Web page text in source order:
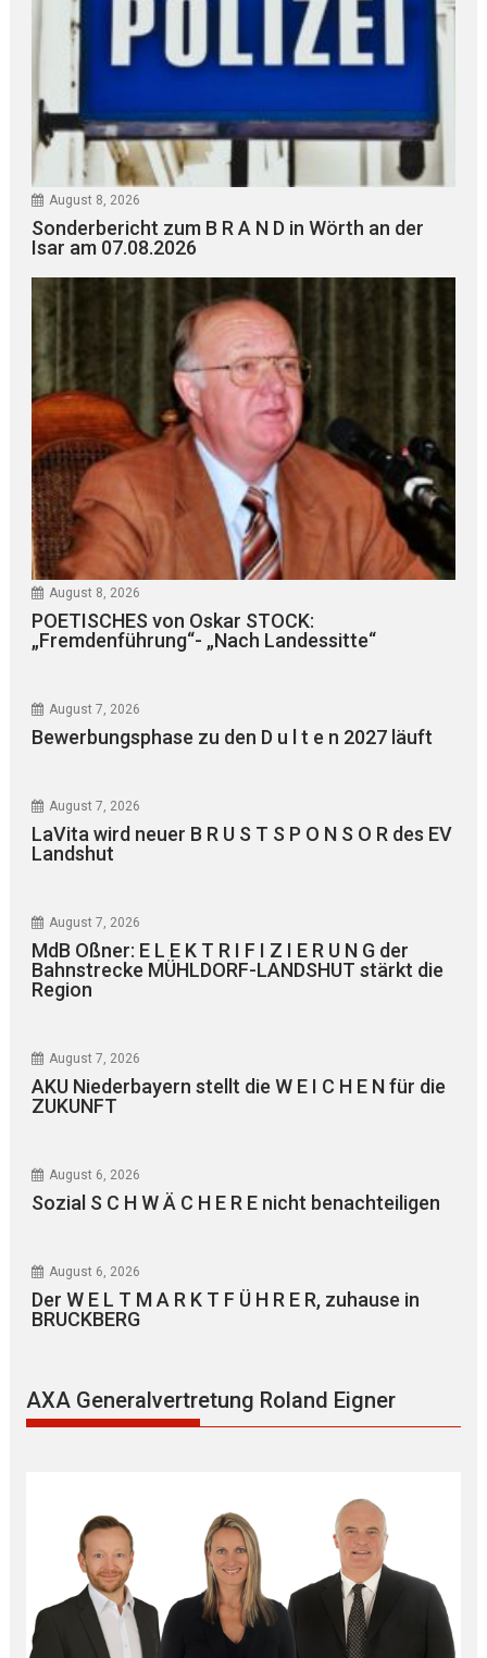
August 8, 2026
Sonderbericht zum B R A N D in Wörth an der
Isar am 07.08.2026
August 8, 2026
POETISCHES von Oskar STOCK:
„Fremdenführung“- „Nach Landessitte“
August 7, 2026
Bewerbungsphase zu den D u l t e n 2027 läuft
August 7, 2026
LaVita wird neuer B R U S T S P O N S O R des EV
Landshut
August 7, 2026
MdB Oßner: E L E K T R I F I Z I E R U N G der
Bahnstrecke MÜHLDORF-LANDSHUT stärkt die
Region
August 7, 2026
AKU Niederbayern stellt die W E I C H E N für die
ZUKUNFT
August 6, 2026
Sozial S C H W Ä C H E R E nicht benachteiligen
August 6, 2026
Der W E L T M A R K T F Ü H R E R, zuhause in
BRUCKBERG
AXA Generalvertretung Roland Eigner